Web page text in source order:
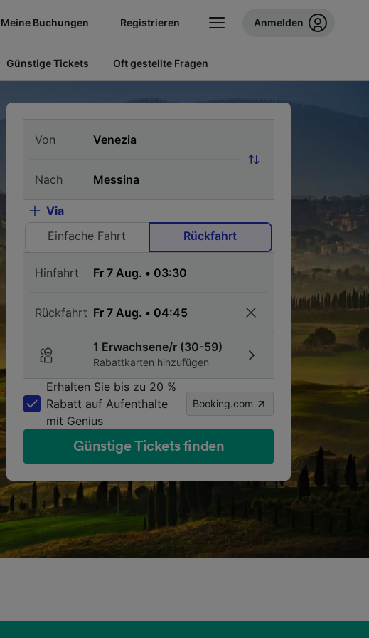
Meine Buchungen Registrieren Anmelden
Günstige Tickets Oft gestellte Fragen
Von
Nach
Via
Einfache Fahrt
Rückfahrt
Hinfahrt
Rückfahrt
1 Erwachsene/r (30-59)
Rabattkarten hinzufügen
Erhalten Sie bis zu 20 %
Rabatt auf Aufenthalte
mit Genius
Booking.com
Günstige Tickets finden